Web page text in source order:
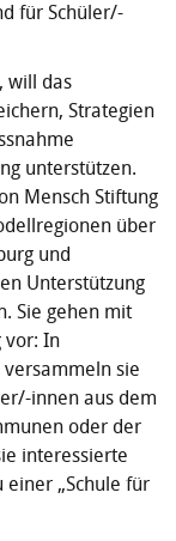
für Schüler/-
will das
Strategien
unterstützen.
Mensch Stiftung
über
und
Unterstützung
Sie gehen mit
vor: In
sie
innen aus dem
oder der
interessierte
einer „Schule für